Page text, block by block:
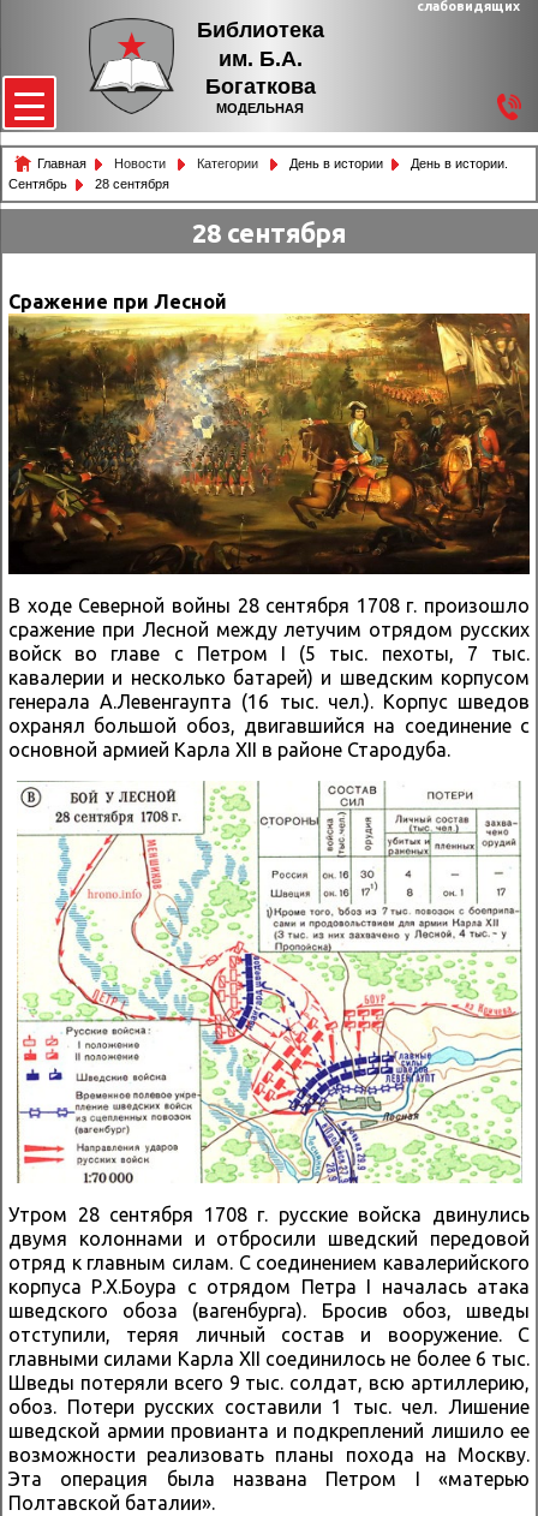
Библиотека
им. Б.А.
Богаткова
МОДЕЛЬНАЯ
слабовидящих
Главная Новости Категории День в истории
День в истории.
Сентябрь
28 сентября
28 сентября
Сражение при Лесной
В ходе Северной войны 28 сентября 1708 г. произошло
сражение при Лесной между летучим отрядом русских
войск во главе с Петром I (5 тыс. пехоты, 7 тыс.
кавалерии и несколько батарей) и шведским корпусом
генерала А.Левенгаупта (16 тыс. чел.). Корпус шведов
охранял большой обоз, двигавшийся на соединение с
основной армией Карла XII в районе Стародуба.
Утром 28 сентября 1708 г. русские войска двинулись
двумя колоннами и отбросили шведский передовой
отряд к главным силам. С соединением кавалерийского
корпуса Р.Х.Боура с отрядом Петра I началась атака
шведского обоза (вагенбурга). Бросив обоз, шведы
отступили, теряя личный состав и вооружение. С
главными силами Карла XII соединилось не более 6 тыс.
Шведы потеряли всего 9 тыс. солдат, всю артиллерию,
обоз. Потери русских составили 1 тыс. чел. Лишение
шведской армии провианта и подкреплений лишило ее
возможности реализовать планы похода на Москву.
Эта операция была названа Петром I «матерью
Полтавской баталии».